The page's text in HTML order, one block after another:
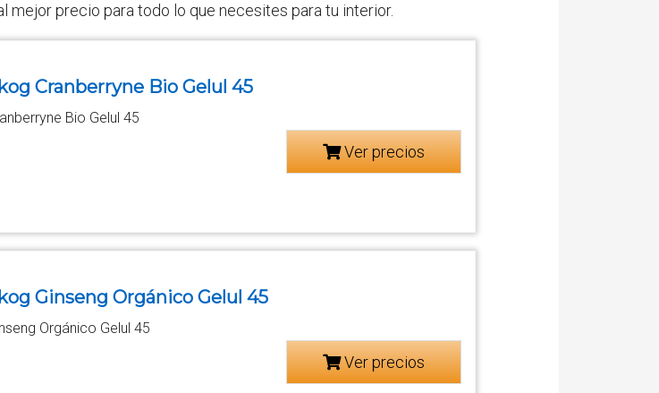
precio para todo lo que necesites para tu interior.
Cranberryne Bio Gelul 45
Bio Gelul 45
Ver precios
Ginseng Orgánico Gelul 45
Orgánico Gelul 45
Ver precios